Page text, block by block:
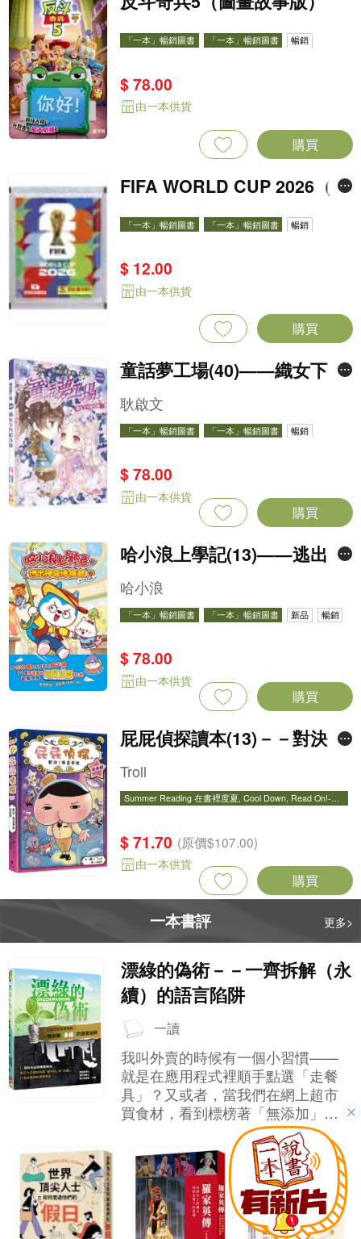
「一本」暢銷圖書 「一本」暢銷圖書 暢銷
$ 78.00
由一本供貨
購買
FIFA WORLD CUP 2026（St
icker pack 貼紙包）
「一本」暢銷圖書 「一本」暢銷圖書 暢銷
$ 12.00
由一本供貨
購買
童話夢工場(40)——織女下凡
結奇緣
耿啟文
「一本」暢銷圖書 「一本」暢銷圖書 暢銷
$ 78.00
由一本供貨
購買
哈小浪上學記(13)——逃出神
奇博物館
哈小浪
「一本」暢銷圖書 「一本」暢銷圖書 新品 暢銷
$ 78.00
由一本供貨
購買
屁屁偵探讀本(13)－－對決！
怪盜學院（星星篇）
Troll
Summer Reading 在書裡度夏, Cool Down, Read On!-精
暢銷
$ 71.70 (原價$107.00)
由一本供貨
購買
一本書評 更多>
漂綠的偽術－－一齊拆解（永
續）的語言陷阱
一讀
我叫外賣的時候有一個小習慣——
就是在應用程式裡順手點選「走餐
具」？又或者，當我們在網上超市
買食材，看到標榜著「無添加」、
「無激素」的肉類，就算價錢貴一
點，我們也會覺得自己為環境、為
健康作出了正確的選擇，然後心安
理得地按下結帳鍵。 這就是我們現
代人很常見的「道德消費」心理。
但你有沒有想過，這些讓我們感到